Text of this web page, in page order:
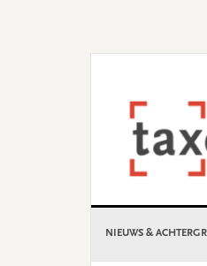
NIEUWS &